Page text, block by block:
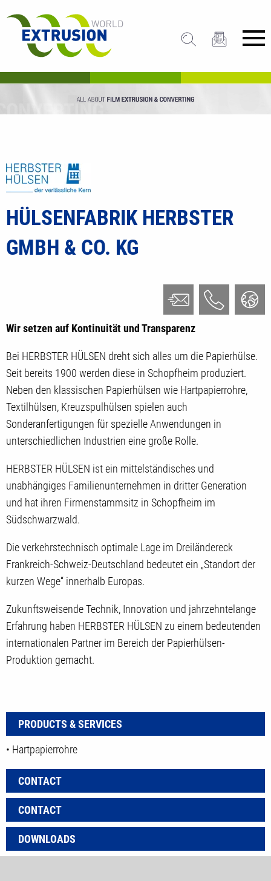
HÜLSENFABRIK HERBSTER
GMBH & CO. KG
Wir setzen auf Kontinuität und Transparenz
Bei HERBSTER HÜLSEN dreht sich alles um die Papierhülse.
Seit bereits 1900 werden diese in Schopfheim produziert.
Neben den klassischen Papierhülsen wie Hartpapierrohre,
Textilhülsen, Kreuzspulhülsen spielen auch
Sonderanfertigungen für spezielle Anwendungen in
unterschiedlichen Industrien eine große Rolle.
HERBSTER HÜLSEN ist ein mittelständisches und
unabhängiges Familienunternehmen in dritter Generation
und hat ihren Firmenstammsitz in Schopfheim im
Südschwarzwald.
Die verkehrstechnisch optimale Lage im Dreiländereck
Frankreich-Schweiz-Deutschland bedeutet ein „Standort der
kurzen Wege“ innerhalb Europas.
Zukunftsweisende Technik, Innovation und jahrzehntelange
Erfahrung haben HERBSTER HÜLSEN zu einem bedeutenden
internationalen Partner im Bereich der Papierhülsen-
Produktion gemacht.
PRODUCTS & SERVICES
• Hartpapierrohre
CONTACT
CONTACT
DOWNLOADS